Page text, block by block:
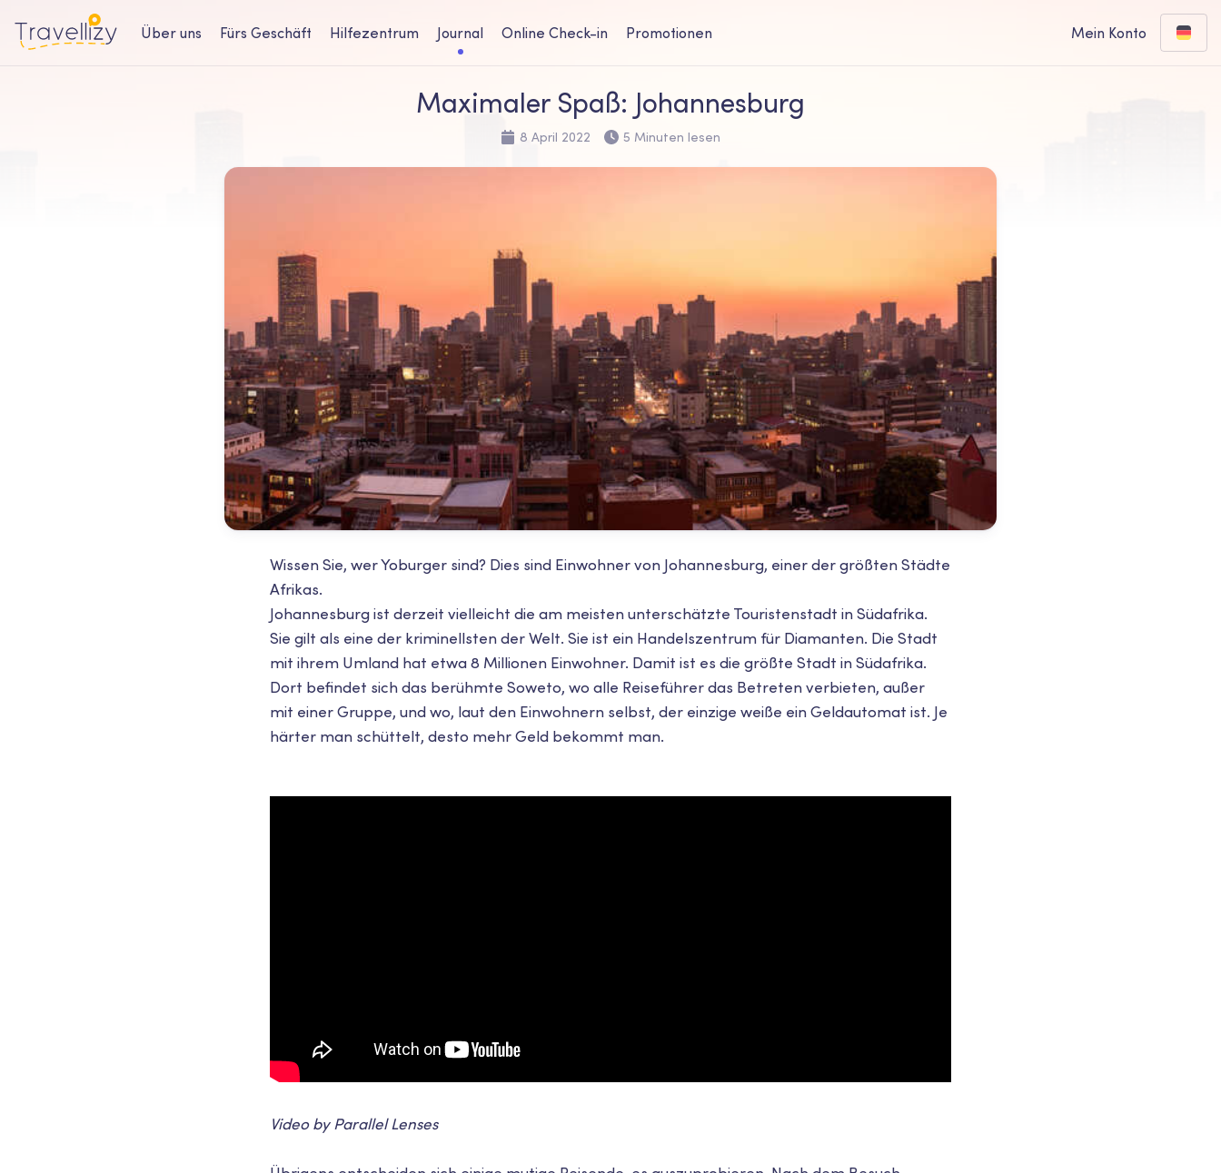
Über uns Fürs Geschäft Hilfezentrum Journal Online Check-in Promotionen Mein Konto
Maximaler Spaß: Johannesburg
8 April 2022 5 Minuten lesen
Wissen Sie, wer Yoburger sind? Dies sind Einwohner von Johannesburg, einer der größten Städte
Afrikas.
Johannesburg ist derzeit vielleicht die am meisten unterschätzte Touristenstadt in Südafrika.
Sie gilt als eine der kriminellsten der Welt. Sie ist ein Handelszentrum für Diamanten. Die Stadt
mit ihrem Umland hat etwa 8 Millionen Einwohner. Damit ist es die größte Stadt in Südafrika.
Dort befindet sich das berühmte Soweto, wo alle Reiseführer das Betreten verbieten, außer
mit einer Gruppe, und wo, laut den Einwohnern selbst, der einzige weiße ein Geldautomat ist. Je
härter man schüttelt, desto mehr Geld bekommt man.
Video by Parallel Lenses